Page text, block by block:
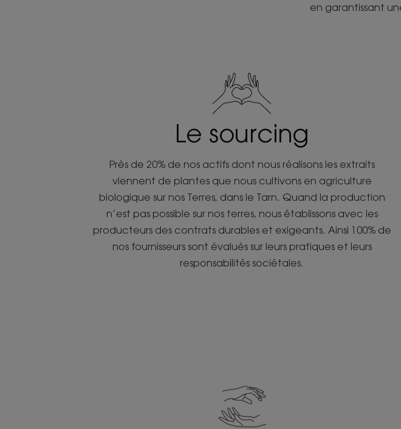
en garantissant
Le sourcing
Près de 20% de nos actifs dont nous réalisons les extraits
viennent de plantes que nous cultivons en agriculture
biologique sur nos Terres, dans le Tarn. Quand la production
n’est pas possible sur nos terres, nous établissons avec les
producteurs des contrats durables et exigeants. Ainsi 100% de
nos fournisseurs sont évalués sur leurs pratiques et leurs
responsabilités sociétales.